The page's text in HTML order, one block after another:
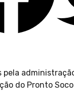
do Pronto